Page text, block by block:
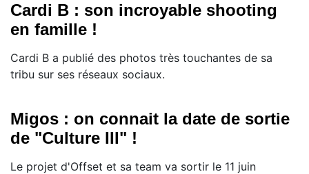
Cardi B : son incroyable shooting
en famille !
Cardi B a publié des photos très touchantes de sa
tribu sur ses réseaux sociaux.
Migos : on connait la date de sortie
de "Culture III" !
Le projet d'Offset et sa team va sortir le 11 juin